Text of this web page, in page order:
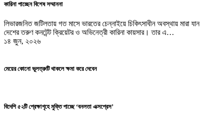
কারিনা পাচ্ছেন বিশেষ সম্মাননা
লিভারজনিত জটিলতায় গত মাসে ভারতের চেন্নাইয়ে চিকিৎসাধীন অবস্থায় মারা যান
দেশের তরুণ কনটেন্ট ক্রিয়েটর ও অভিনেত্রী কারিনা কায়সার। তার এ…
১৪ জুন, ২০২৬
মেয়ের কোনো ভুলত্রুটি থাকলে ক্ষমা করে দেবেন
বিদেশি ৫২টি প্রেক্ষাগৃহে মুক্তি পাচ্ছে ‘বনলতা এক্সপ্রেস’